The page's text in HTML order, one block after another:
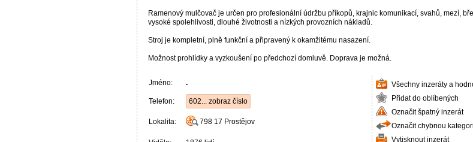
Ramenový mulčovač je určen pro profesionální údržbu příkopů, krajnic komunikací, svahů, mezí,
vysoké spolehlivosti, dlouhé životnosti a nízkých provozních nákladů.
Stroj je kompletní, plně funkční a připravený k okamžitému nasazení.
Možnost prohlídky a vyzkoušení po předchozí domluvě. Doprava je možná.
Jméno: .
Telefon: 602... zobraz číslo
Lokalita: 798 17 Prostějov
Všechny inzeráty a
Přidat do oblíbených
Označit špatný inzerát
Označit chybnou
Vytisknout inzerát